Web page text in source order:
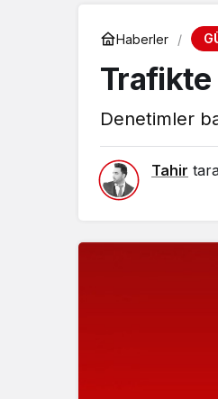
Haberler
Trafikte
Denetimler
Tahir